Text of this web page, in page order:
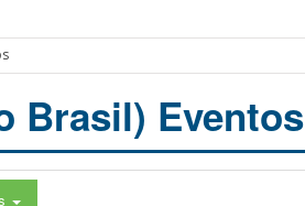
Brasil) Eventos